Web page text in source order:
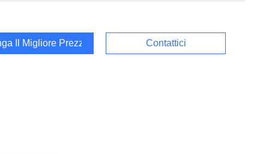
Il Migliore Prezzo Contattici